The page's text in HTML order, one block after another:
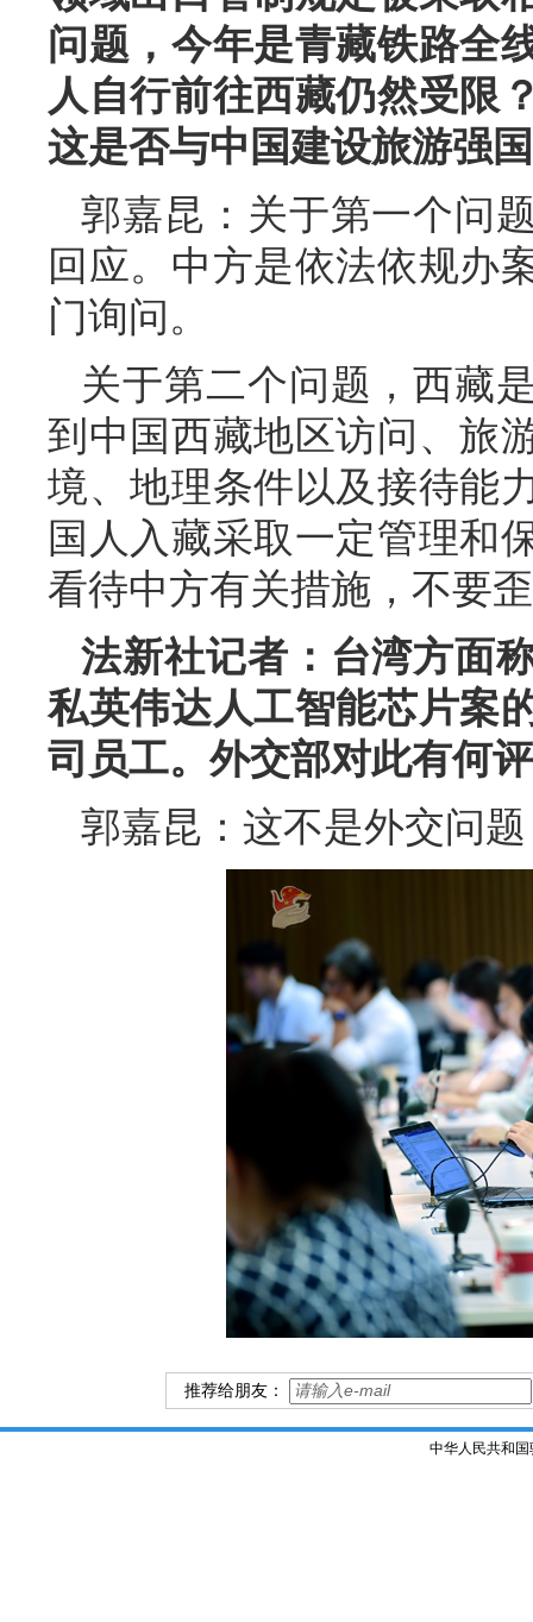
问题，今年是青藏铁路全
人自行前往西藏仍然受限
这是否与中国建设旅游强
郭嘉昆：关于第一个问
回应。中方是依法依规办
门询问。
关于第二个问题，西藏
到中国西藏地区访问、旅
境、地理条件以及接待能
国人入藏采取一定管理和
看待中方有关措施，不要
法新社记者：台湾方面
私英伟达人工智能芯片案
司员工。外交部对此有何
郭嘉昆：这不是外交问
推荐给朋友：
中华人民共和